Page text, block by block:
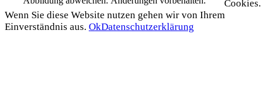
Cookies.
Wenn Sie diese Website nutzen gehen wir von Ihrem
Einverständnis aus. OkDatenschutzerklärung